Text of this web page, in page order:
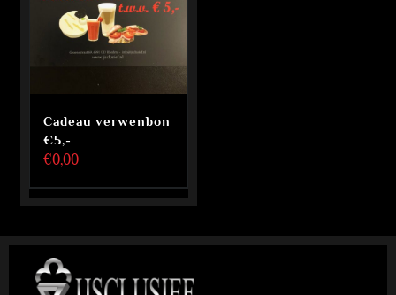
Cadeau verwenbon
€5,-
€0,00